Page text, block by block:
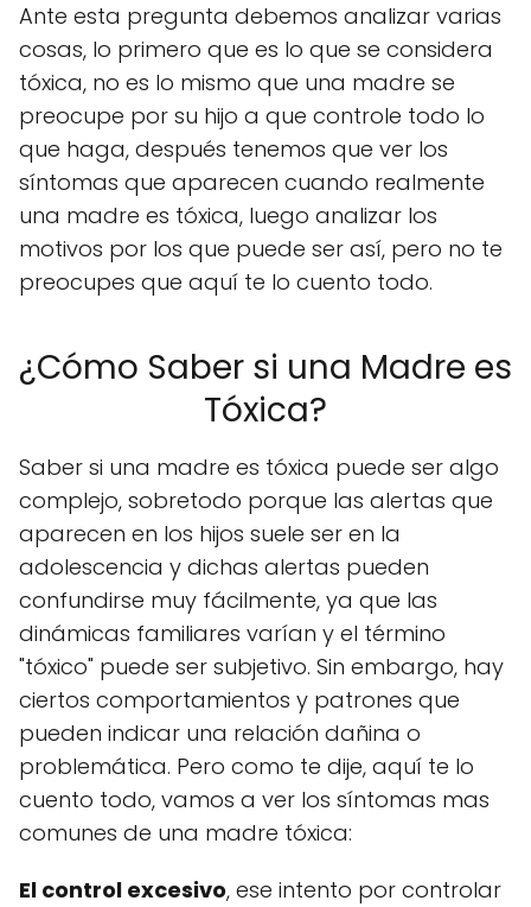
Ante esta pregunta debemos analizar varias
cosas, lo primero que es lo que se considera
tóxica, no es lo mismo que una madre se
preocupe por su hijo a que controle todo lo
que haga, después tenemos que ver los
síntomas que aparecen cuando realmente
una madre es tóxica, luego analizar los
motivos por los que puede ser así, pero no te
preocupes que aquí te lo cuento todo.
¿Cómo Saber si una Madre es
Tóxica?
Saber si una madre es tóxica puede ser algo
complejo, sobretodo porque las alertas que
aparecen en los hijos suele ser en la
adolescencia y dichas alertas pueden
confundirse muy fácilmente, ya que las
dinámicas familiares varían y el término
"tóxico" puede ser subjetivo. Sin embargo, hay
ciertos comportamientos y patrones que
pueden indicar una relación dañina o
problemática. Pero como te dije, aquí te lo
cuento todo, vamos a ver los síntomas mas
comunes de una madre tóxica:
El control excesivo, ese intento por controlar